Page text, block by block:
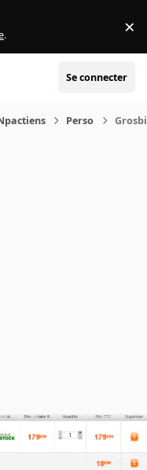
. ×
Se connecter
Perso